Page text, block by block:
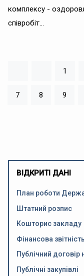
комплексу -
співробіт...
1
7 8 9
ВІДКРИТІ ДАНІ
План роботи
Штатний розпис
Кошторис закладу
Фінансова звітність
Публічний договір
Публічні закупівлі